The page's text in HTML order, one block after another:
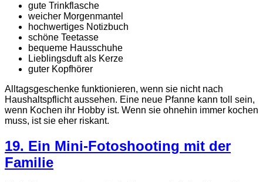
gute Trinkflasche
weicher Morgenmantel
hochwertiges Notizbuch
schöne Teetasse
bequeme Hausschuhe
Lieblingsduft als Kerze
guter Kopfhörer
Alltagsgeschenke funktionieren, wenn sie nicht nach
Haushaltspflicht aussehen. Eine neue Pfanne kann toll sein,
wenn Kochen ihr Hobby ist. Wenn sie ohnehin immer kochen
muss, ist sie eher riskant.
19. Ein Mini-Fotoshooting mit der
Familie